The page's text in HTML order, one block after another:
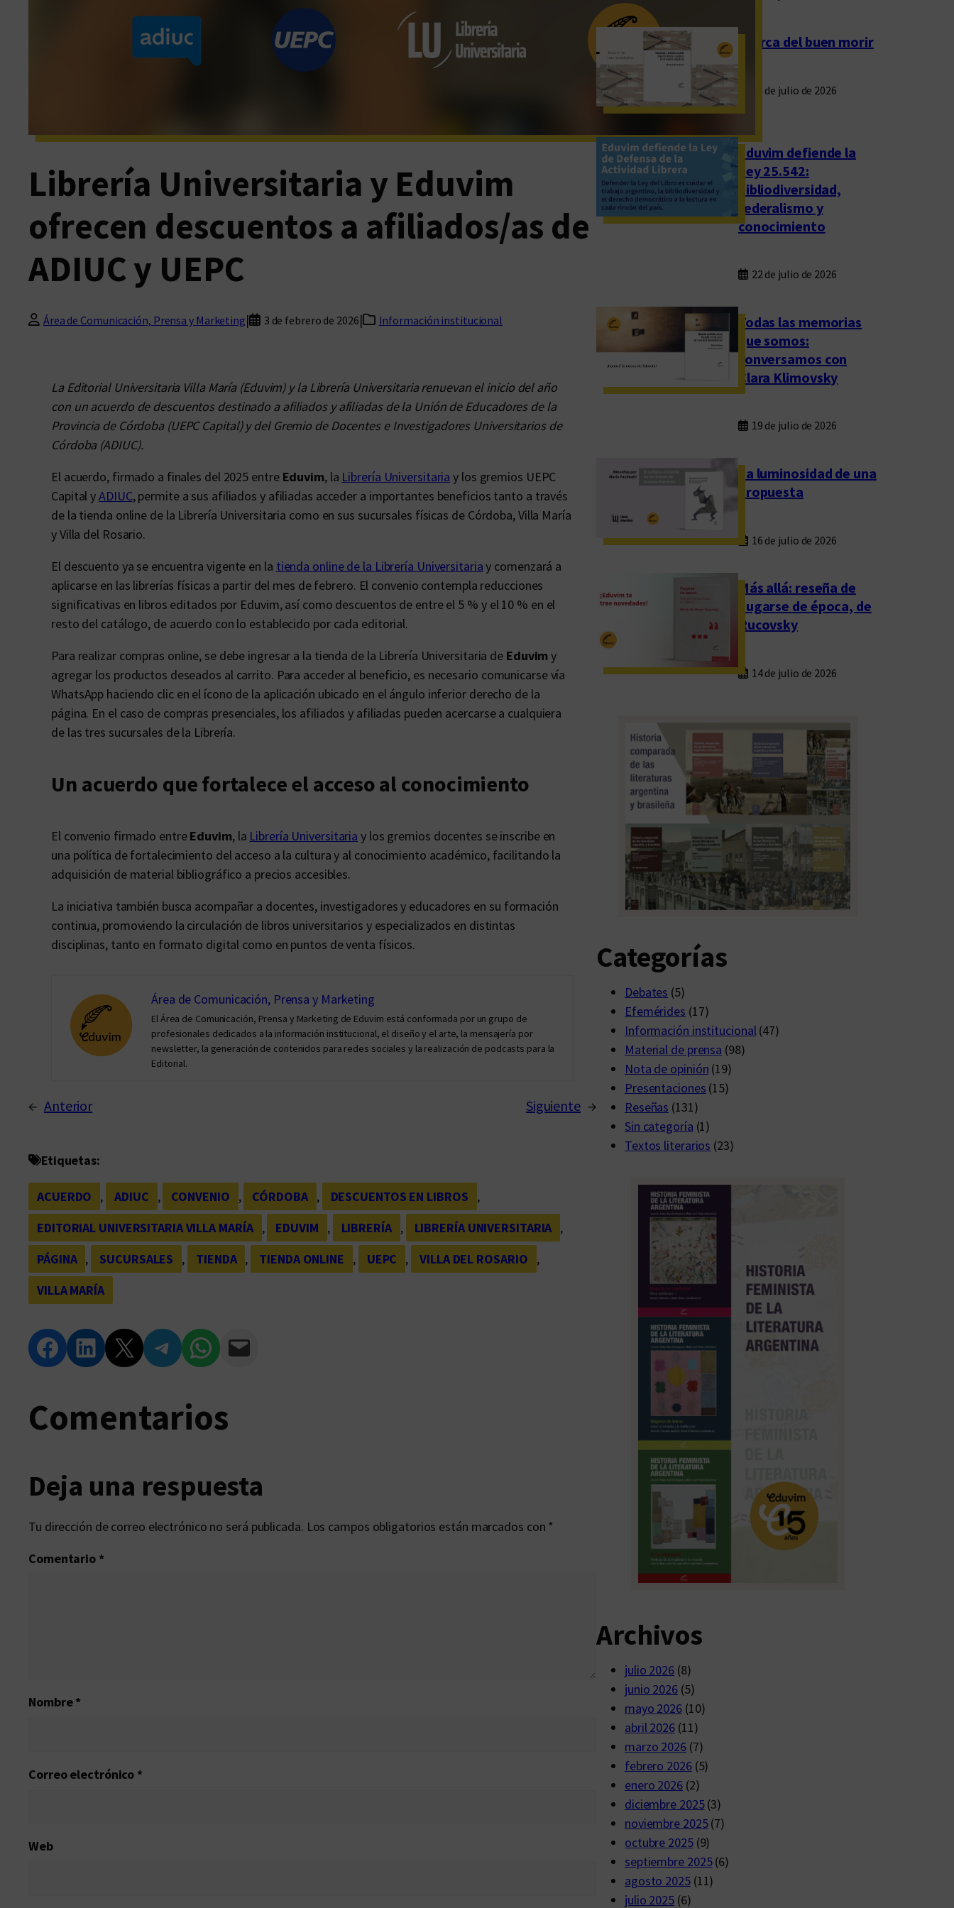
Librería Universitaria y Eduvim
ofrecen descuentos a afiliados/as de
ADIUC y UEPC
Área de Comunicación, Prensa y Marketing| 3 de febrero de 2026| Información institucional
La Editorial Universitaria Villa María (Eduvim) y la Librería Universitaria renuevan el inicio del año
con un acuerdo de descuentos destinado a afiliados y afiliadas de la Unión de Educadores de la
Provincia de Córdoba (UEPC Capital) y del Gremio de Docentes e Investigadores Universitarios de
Córdoba (ADIUC).
El acuerdo, firmado a finales del 2025 entre Eduvim, la Librería Universitaria y los gremios UEPC
Capital yADIUC, permite a sus afiliados y afiliadas acceder a importantes beneficios tanto a través
de la tienda online de la Librería Universitaria como en sus sucursales físicas de Córdoba, Villa María
y Villa del Rosario.
El descuento ya se encuentra vigente en la tienda online de la Librería Universitariay comenzará a
aplicarse en las librerías físicas a partir del mes de febrero. El convenio contempla reducciones
significativas en libros editados por Eduvim, así como descuentos de entre el 5 % y el 10 % en el
resto del catálogo, de acuerdo con lo establecido por cada editorial.
Para realizar compras online, se debe ingresar a la tienda de la Librería Universitaria de Eduvimy
agregar los productos deseados al carrito. Para acceder al beneficio, es necesario comunicarse vía
WhatsApp haciendo clic en el ícono de la aplicación ubicado en el ángulo inferior derecho de la
página. En el caso de compras presenciales, los afiliados y afiliadas pueden acercarse a cualquiera
de las tres sucursales de la Librería.
Un acuerdo que fortalece el acceso al conocimiento
El convenio firmado entreEduvim, la Librería Universitaria y los gremios docentes se inscribe en
una política de fortalecimiento del acceso a la cultura y al conocimiento académico, facilitando la
adquisición de material bibliográfico a precios accesibles.
La iniciativa también busca acompañar a docentes, investigadores y educadores en su formación
continua, promoviendo la circulación de libros universitarios y especializados en distintas
disciplinas, tanto en formato digital como en puntos de venta físicos.
Área de Comunicación, Prensa y Marketing
El Área de Comunicación, Prensa y Marketing de Eduvim está conformada por un grupo de
profesionales dedicados a la información institucional, el diseño y el arte, la mensajería por
newsletter, la generación de contenidos para redes sociales y la realización de podcasts para la
Editorial.
← Anterior Siguiente →
Etiquetas:
ACUERDO , ADIUC , CONVENIO , CÓRDOBA , DESCUENTOS EN LIBROS
,
EDITORIAL UNIVERSITARIA VILLA MARÍA , EDUVIM , LIBRERÍA , LIBRERÍA UNIVERSITARIA ,
PÁGINA , SUCURSALES , TIENDA , TIENDA ONLINE , UEPC , VILLA DEL ROSARIO
,
VILLA MARÍA
Compartir en Facebook Compartir en LinkedIn Compartir en Twitter Compartir en Telegram Compartir en WhatsApp Compartir vía Email
Comentarios
Deja una respuesta
Tu dirección de correo electrónico no será publicada. Los campos obligatorios están marcados con *
Comentario *
Nombre*
Correo electrónico *
Web
Acerca del buen morir
23 de julio de 2026
Eduvim defiende la
Ley 25.542:
bibliodiversidad,
federalismo y
conocimiento
22 de julio de 2026
Todas las memorias
que somos:
conversamos con
Clara Klimovsky
19 de julio de 2026
La luminosidad de una
propuesta
16 de julio de 2026
Más allá: reseña de
Fugarse de época, de
Rucovsky
14 de julio de 2026
Categorías
Debates (5)
Efemérides (17)
Información institucional(47)
Material de prensa (98)
Nota de opinión (19)
Presentaciones (15)
Reseñas (131)
Sin categoría (1)
Textos literarios (23)
Archivos
julio 2026(8)
junio 2026(5)
mayo 2026 (10)
abril 2026(11)
marzo 2026(7)
febrero 2026(5)
enero 2026(2)
diciembre 2025(3)
noviembre 2025(7)
octubre 2025(9)
septiembre 2025(6)
agosto 2025(11)
julio 2025(6)